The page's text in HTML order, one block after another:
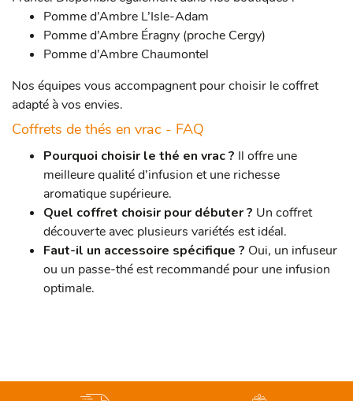
Pomme d’Ambre L’Isle-Adam
Pomme d’Ambre Éragny (proche Cergy)
Pomme d’Ambre Chaumontel
Nos équipes vous accompagnent pour choisir le coffret
adapté à vos envies.
Coffrets de thés en vrac - FAQ
Pourquoi choisir le thé en vrac ? Il offre une
meilleure qualité d’infusion et une richesse
aromatique supérieure.
Quel coffret choisir pour débuter ? Un coffret
découverte avec plusieurs variétés est idéal.
Faut-il un accessoire spécifique ? Oui, un infuseur
ou un passe-thé est recommandé pour une infusion
optimale.